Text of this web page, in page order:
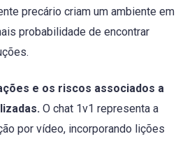
precário criam um ambiente em
probabilidade de encontrar
e os riscos associados a
O chat 1v1 representa a
por vídeo, incorporando lições